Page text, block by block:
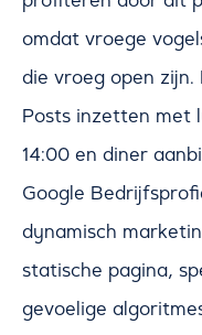
omdat vroege
die vroeg open
Posts inzetten met
14:00 en diner
Google
dynamisch
statische pagina,
gevoelige